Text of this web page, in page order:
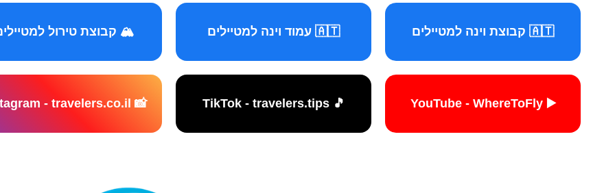
🇦🇹 קבוצת וינה למטיילים 🇦🇹 עמוד וינה למטיילים 🏔️ קבוצת טירול
▶️ YouTube - WhereToFly
🎵 TikTok - travelers.tips
📸 Instagram - travelers.co.il